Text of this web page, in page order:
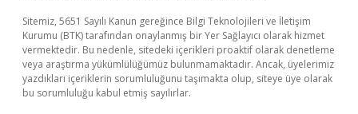
Sitemiz, 5651 Sayılı Kanun gereğince Bilgi Teknolojileri ve İletişim
Kurumu (BTK) tarafından onaylanmış bir Yer Sağlayıcı olarak hizmet
vermektedir. Bu nedenle, sitedeki içerikleri proaktif olarak denetleme
veya araştırma yükümlülüğümüz bulunmamaktadır. Ancak, üyelerimiz
yazdıkları içeriklerin sorumluluğunu taşımakta olup, siteye üye olarak
bu sorumluluğu kabul etmiş sayılırlar.